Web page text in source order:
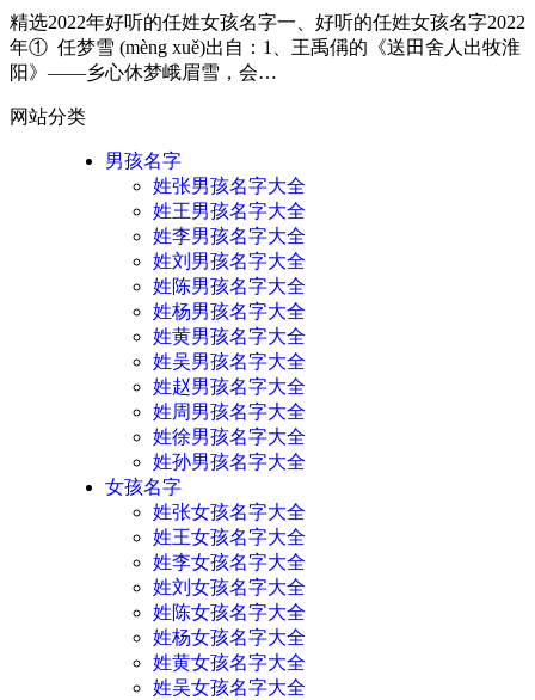
精选2022年好听的任姓女孩名字一、好听的任姓女孩名字2022
年① 任梦雪 (mèng xuě)出自：1、王禹偁的《送田舍人出牧淮
阳》——乡心休梦峨眉雪，会…
网站分类
男孩名字
姓张男孩名字大全
姓王男孩名字大全
姓李男孩名字大全
姓刘男孩名字大全
姓陈男孩名字大全
姓杨男孩名字大全
姓黄男孩名字大全
姓吴男孩名字大全
姓赵男孩名字大全
姓周男孩名字大全
姓徐男孩名字大全
姓孙男孩名字大全
女孩名字
姓张女孩名字大全
姓王女孩名字大全
姓李女孩名字大全
姓刘女孩名字大全
姓陈女孩名字大全
姓杨女孩名字大全
姓黄女孩名字大全
姓吴女孩名字大全